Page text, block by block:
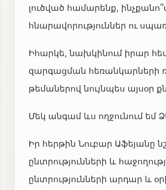
լուծված համարենք,
հնարավորություններ ու
Իհարկե, նախկինում իրար
զարգացման հեռանկարների
թեմաներով նույնպես այսօր
Մեկ անգամ ևս ողջունում եմ
Իր հերթին Նուբար Աֆեյանը
ընտրությունների և
ընտրությունների արդար և